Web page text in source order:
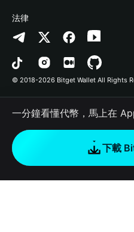
‌聯繫我們
品牌資源
工作機會
Altcoin Season Index
Prediction Markets
DApp
RWA
如何購買加密貨幣
合作上架
授權檢測
合約檢測
批次轉帳
Arbitrum
Avalanche
Bitcoin
Polygon
法律
隱私協議
用戶使用協議
© 2018-2026 Bitget Wallet All Rights
一分鐘看懂代幣，馬上在
下載